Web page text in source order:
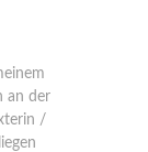
an der
/